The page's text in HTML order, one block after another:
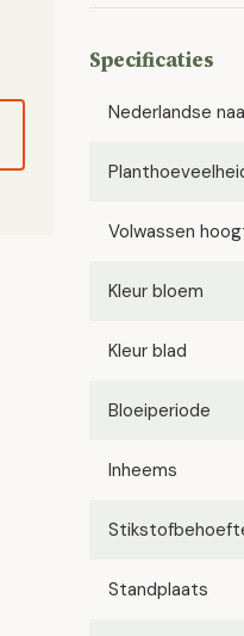
Specificaties
Nederlandse
Volwassen
Kleur bloem
Kleur blad
Bloeiperiode
Inheems
Standplaats